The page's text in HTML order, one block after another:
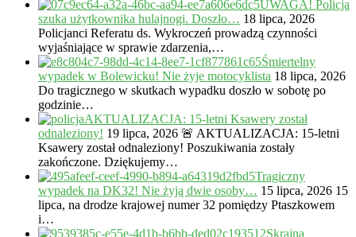
UWAGA! Policja
szuka użytkownika hulajnogi. Doszło… 18 lipca, 2026
Policjanci Referatu ds. Wykroczeń prowadzą czynności
wyjaśniające w sprawie zdarzenia,…
Śmiertelny
wypadek w Bolewicku! Nie żyje motocyklista 18 lipca, 2026
Do tragicznego w skutkach wypadku doszło w sobotę po
godzinie…
AKTUALIZACJA: 15-letni Ksawery został
odnaleziony! 19 lipca, 2026 🚨 AKTUALIZACJA: 15-letni
Ksawery został odnaleziony! Poszukiwania zostały
zakończone. Dziękujemy…
Tragiczny
wypadek na DK32! Nie żyją dwie osoby… 15 lipca, 2026 15
lipca, na drodze krajowej numer 32 pomiędzy Ptaszkowem
i…
Skrajna